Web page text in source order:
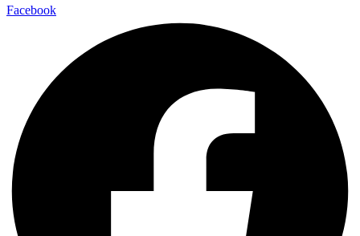
Facebook